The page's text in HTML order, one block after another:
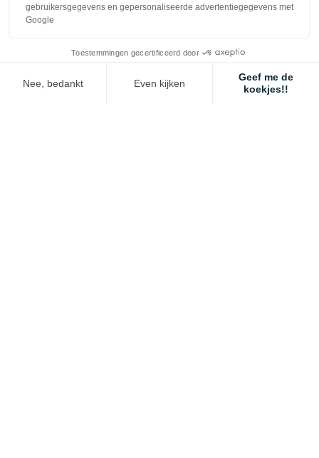
gebruikersgegevens en gepersonaliseerde advertentiegegevens met
Google
Toestemmingen gecertificeerd door
Nee, bedankt Even kijken
Geef me de
koekjes!!
2. Évolution de la
note d’état corporel